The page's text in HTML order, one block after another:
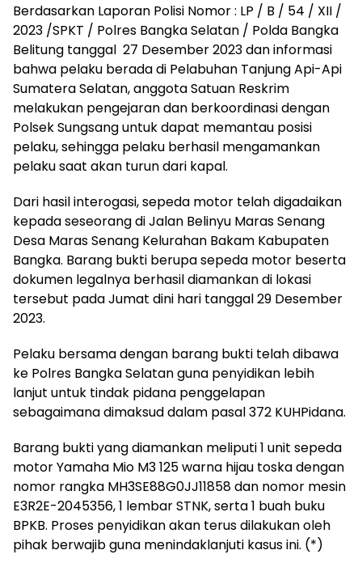
Berdasarkan Laporan Polisi Nomor : LP / B / 54 / XII /
2023 /SPKT / Polres Bangka Selatan / Polda Bangka
Belitung tanggal 27 Desember 2023 dan informasi
bahwa pelaku berada di Pelabuhan Tanjung Api-Api
Sumatera Selatan, anggota Satuan Reskrim
melakukan pengejaran dan berkoordinasi dengan
Polsek Sungsang untuk dapat memantau posisi
pelaku, sehingga pelaku berhasil mengamankan
pelaku saat akan turun dari kapal.
Dari hasil interogasi, sepeda motor telah digadaikan
kepada seseorang di Jalan Belinyu Maras Senang
Desa Maras Senang Kelurahan Bakam Kabupaten
Bangka. Barang bukti berupa sepeda motor beserta
dokumen legalnya berhasil diamankan di lokasi
tersebut pada Jumat dini hari tanggal 29 Desember
2023.
Pelaku bersama dengan barang bukti telah dibawa
ke Polres Bangka Selatan guna penyidikan lebih
lanjut untuk tindak pidana penggelapan
sebagaimana dimaksud dalam pasal 372 KUHPidana.
Barang bukti yang diamankan meliputi 1 unit sepeda
motor Yamaha Mio M3 125 warna hijau toska dengan
nomor rangka MH3SE88G0JJ11858 dan nomor mesin
E3R2E-2045356, 1 lembar STNK, serta 1 buah buku
BPKB. Proses penyidikan akan terus dilakukan oleh
pihak berwajib guna menindaklanjuti kasus ini. (*)